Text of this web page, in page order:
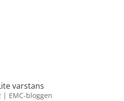
varstans
| EMC-bloggen